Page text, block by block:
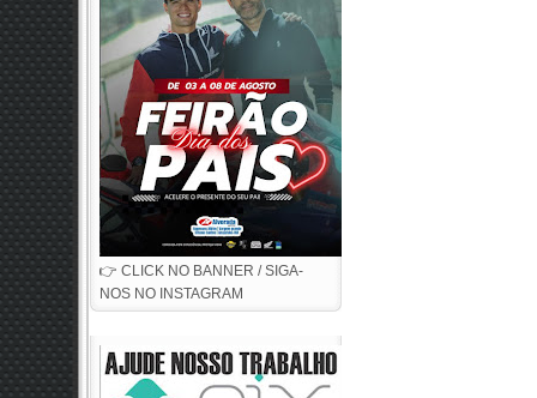
👉 CLICK NO BANNER / SIGA-
NOS NO INSTAGRAM